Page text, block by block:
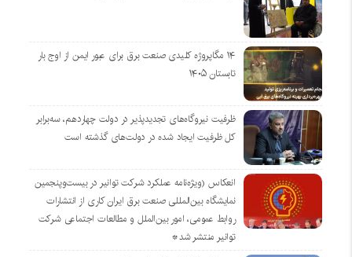
۱۴ مگاپروژه‌ کلیدی صنعت برق برای عبور ایمن از اوج بار
تابستان ۱۴۰۵
ظرفیت نیروگاه‌های تجدیدپذیر در دولت چهاردهم، سه‌برابر
کل ظرفیت ایجاد شده در دولت‌های گذشته است
انعکاس (ویژه‌نامه عملکرد شرکت توانیر در بیست‌وپنجمین
نمایشگاه بین‌المللی صنعت برق ایران کاری از انتشارات
روابط عمومی، امور بین‌الملل و مطالعات اجتماعی شرکت
توانیر منتشر شد*